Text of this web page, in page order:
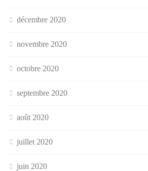
décembre 2020
novembre 2020
octobre 2020
septembre 2020
août 2020
juillet 2020
juin 2020